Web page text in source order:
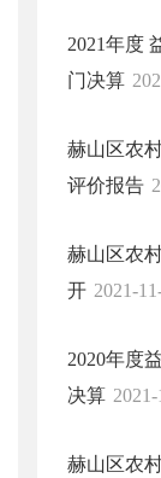
2021年度
门决算
赫山区农
评价报告
赫山区农
开 2021-
2020年度
决算
赫山区农